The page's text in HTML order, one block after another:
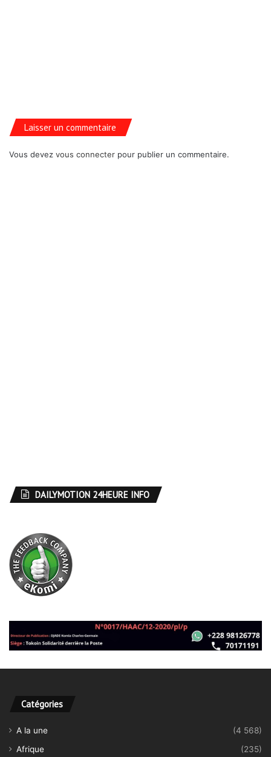
Laisser un commentaire
Vous devez vous connecter pour publier un commentaire.
DAILYMOTION 24HEURE INFO
Catégories
A la une
(4 568)
Afrique
(235)